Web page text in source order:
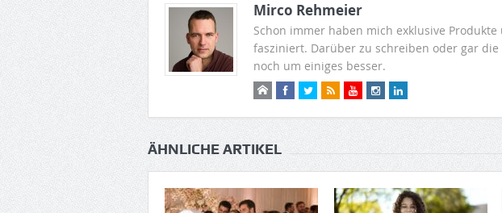
Mirco Rehmeier
Schon immer haben mich exklusive
fasziniert. Darüber zu schreiben oder gar
noch um einiges besser.
ÄHNLICHE ARTIKEL